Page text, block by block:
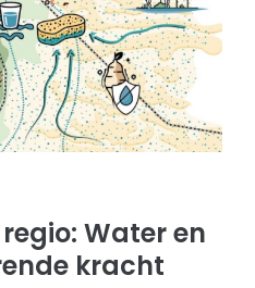
Water en
kracht